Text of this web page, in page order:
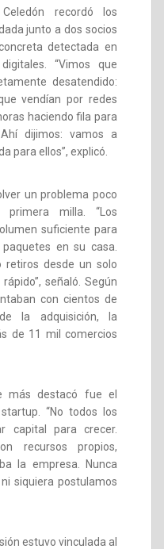
recordó los
junto a dos socios
detectada en
“Vimos que
desatendido:
vendían por redes
haciendo fila para
dijimos: vamos a
para ellos”, explicó.
un problema poco
milla. “Los
suficiente para
en su casa.
retiros desde un solo
señaló. Según
con cientos de
la adquisición, la
de 11 mil comercios
más destacó fue el
“No todos los
capital para crecer.
recursos propios,
la empresa. Nunca
siquiera postulamos
estuvo vinculada al